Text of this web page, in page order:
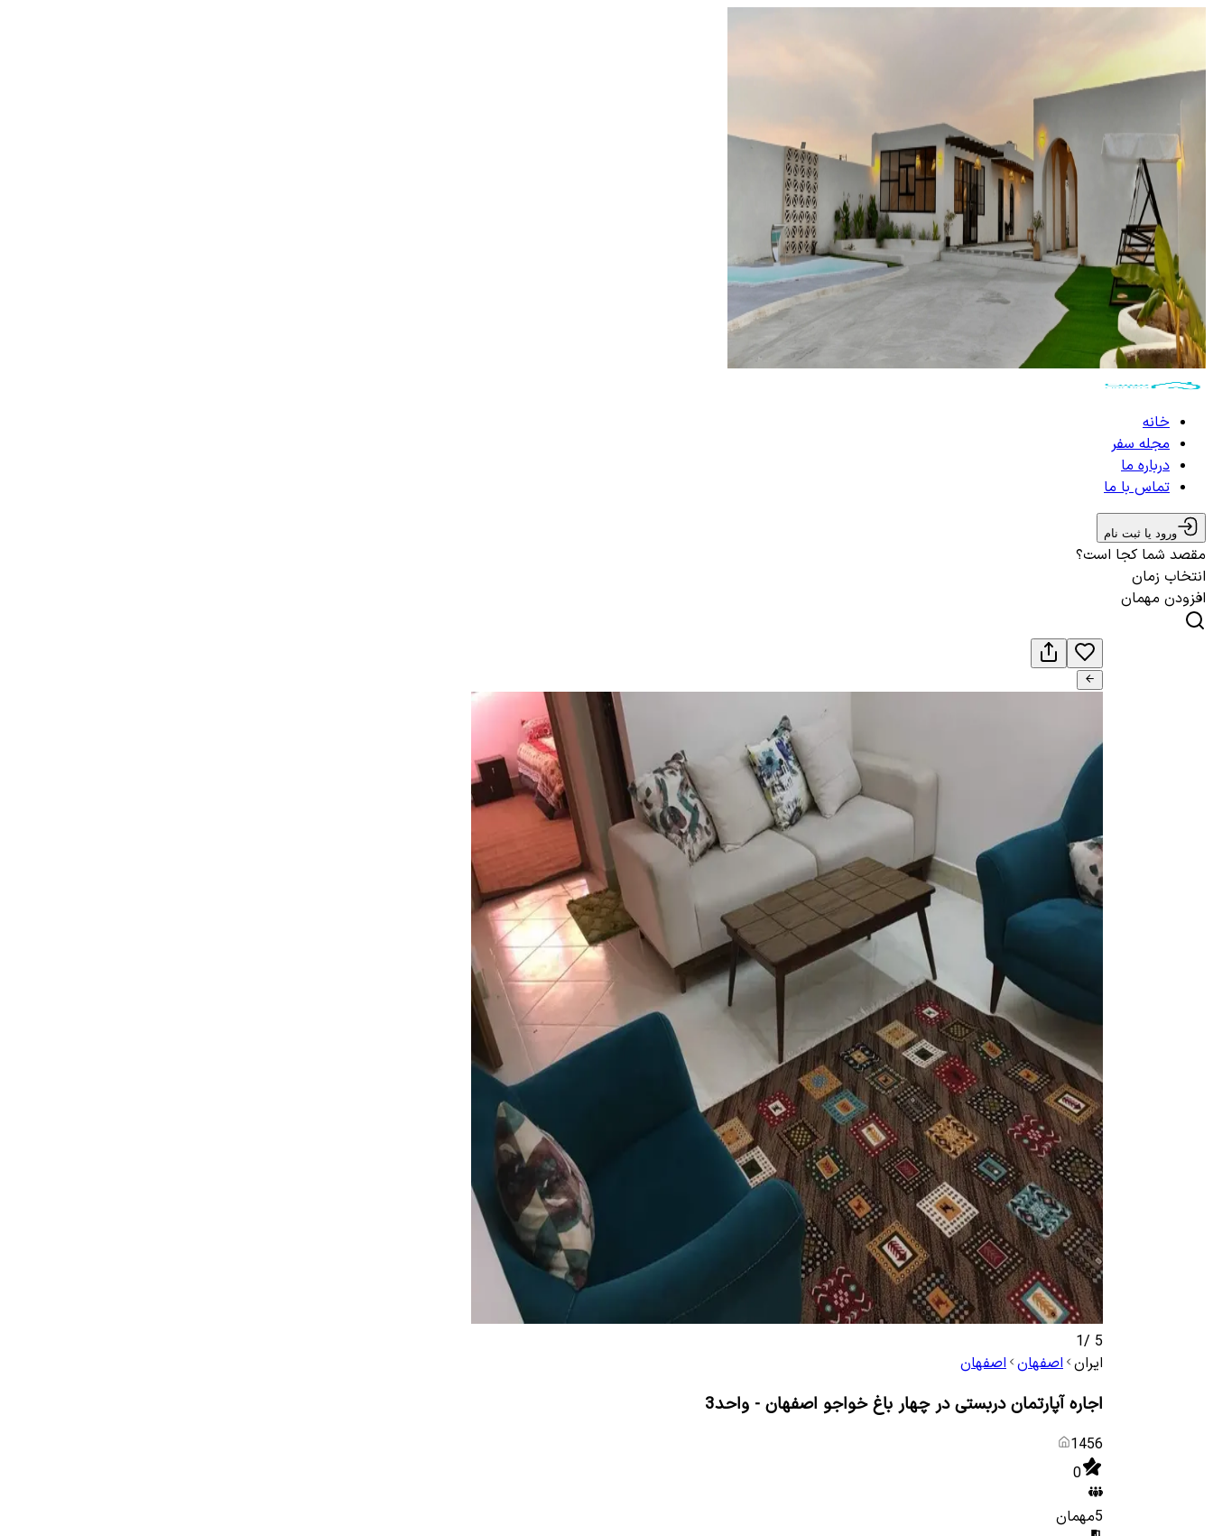
خانه
مجله سفر
درباره ما
تماس با ما
ورود یا ثبت نام
مقصد شما کجا است؟
انتخاب زمان
افزودن مهمان
5
/
1
ایران اصفهان اصفهان
اجاره آپارتمان دربستی در چهار باغ خواجو اصفهان - واحد3
1456
0
5مهمان